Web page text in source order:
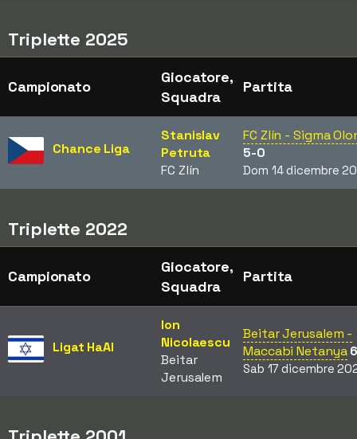
Triplette 2025
Campionato
Giocatore,
Squadra
Partita
Chance Liga
Stanislav
Petruta
FC Zlín
FC Zlín - Sigma
5-0
Dom 14 dicembre
Triplette 2022
Campionato
Giocatore,
Squadra
Partita
Ligat HaAl
Ion
Nicolaescu
Beitar
Jerusalem
Beitar Jerusalem -
Maccabi Netanya
Sab 17 dicembre